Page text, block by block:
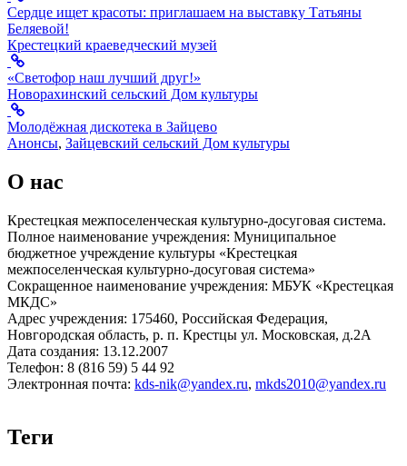
Сердце ищет красоты: приглашаем на выставку Татьяны
Беляевой!
Крестецкий краеведческий музей
«Светофор наш лучший друг!»
Новорахинский сельский Дом культуры
Молодёжная дискотека в Зайцево
Анонсы, Зайцевский сельский Дом культуры
О нас
Крестецкая межпоселенческая культурно-досуговая система.
Полное наименование учреждения: Муниципальное
бюджетное учреждение культуры «Крестецкая
межпоселенческая культурно-досуговая система»
Сокращенное наименование учреждения: МБУК «Крестецкая
МКДС»
Адрес учреждения: 175460, Российская Федерация,
Новгородская область, р. п. Крестцы ул. Московская, д.2А
Дата создания: 13.12.2007
Телефон: 8 (816 59) 5 44 92
Электронная почта: kds-nik@yandex.ru, mkds2010@yandex.ru
Теги